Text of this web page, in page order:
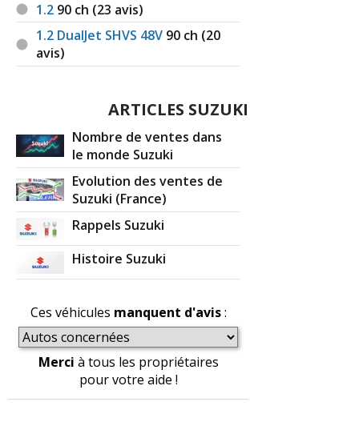
1.2 90 ch (23 avis)
1.2 DualJet SHVS 48V 90 ch (20
avis)
ARTICLES SUZUKI
Nombre de ventes dans
le monde Suzuki
Evolution des ventes de
Suzuki (France)
Rappels Suzuki
Histoire Suzuki
Ces véhicules manquent d'avis:
Merci à tous les propriétaires
pour votre aide !